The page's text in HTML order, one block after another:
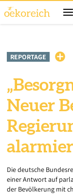
REPORTAGE
Neuer
Die deutsche
einer Antwort auf
der Bevölkerung mit